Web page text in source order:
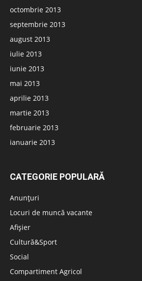
octombrie 2013
septembrie 2013
august 2013
iulie 2013
iunie 2013
mai 2013
aprilie 2013
martie 2013
februarie 2013
ianuarie 2013
CATEGORIE POPULARĂ
Anunțuri
Locuri de muncă vacante
Afișier
Cultură&Sport
Social
Compartiment Agricol